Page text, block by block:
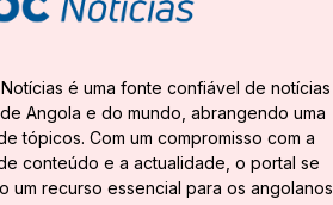
é uma fonte confiável de notícias
Angola e do mundo, abrangendo uma
tópicos. Com um compromisso com a
conteúdo e a actualidade, o portal se
um recurso essencial para os angolanos